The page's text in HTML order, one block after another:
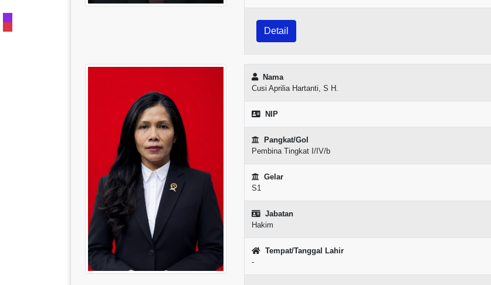
Detail
Nama
Cusi Aprilia Hartanti, S H.
NIP
Pangkat/Gol
Pembina Tingkat I/IV/b
Gelar
S1
Jabatan
Hakim
Tempat/Tanggal Lahir
-